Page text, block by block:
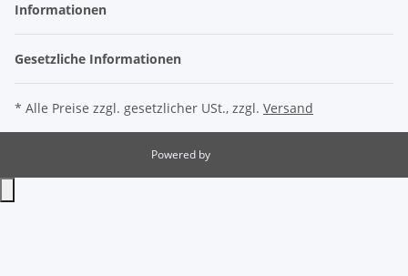
Informationen
Gesetzliche Informationen
* Alle Preise zzgl. gesetzlicher USt., zzgl. Versand
Powered by